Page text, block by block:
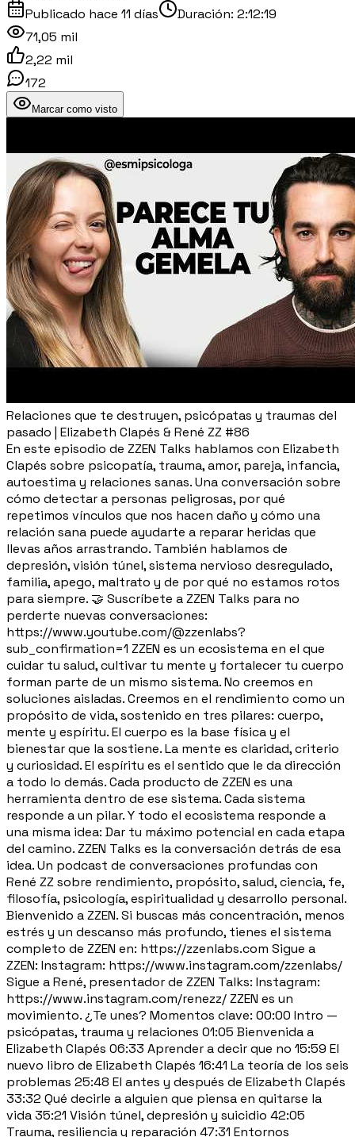
Publicado hace 11 días Duración: 2:12:19
71,05 mil
2,22 mil
172
Marcar como visto
Relaciones que te destruyen, psicópatas y traumas del
pasado | Elizabeth Clapés & René ZZ #86
En este episodio de ZZEN Talks hablamos con Elizabeth
Clapés sobre psicopatía, trauma, amor, pareja, infancia,
autoestima y relaciones sanas. Una conversación sobre
cómo detectar a personas peligrosas, por qué
repetimos vínculos que nos hacen daño y cómo una
relación sana puede ayudarte a reparar heridas que
llevas años arrastrando. También hablamos de
depresión, visión túnel, sistema nervioso desregulado,
familia, apego, maltrato y de por qué no estamos rotos
para siempre. 🤝 Suscríbete a ZZEN Talks para no
perderte nuevas conversaciones:
https://www.youtube.com/@zzenlabs?
sub_confirmation=1 ZZEN es un ecosistema en el que
cuidar tu salud, cultivar tu mente y fortalecer tu cuerpo
forman parte de un mismo sistema. No creemos en
soluciones aisladas. Creemos en el rendimiento como un
propósito de vida, sostenido en tres pilares: cuerpo,
mente y espíritu. El cuerpo es la base física y el
bienestar que la sostiene. La mente es claridad, criterio
y curiosidad. El espíritu es el sentido que le da dirección
a todo lo demás. Cada producto de ZZEN es una
herramienta dentro de ese sistema. Cada sistema
responde a un pilar. Y todo el ecosistema responde a
una misma idea: Dar tu máximo potencial en cada etapa
del camino. ZZEN Talks es la conversación detrás de esa
idea. Un podcast de conversaciones profundas con
René ZZ sobre rendimiento, propósito, salud, ciencia, fe,
filosofía, psicología, espiritualidad y desarrollo personal.
Bienvenido a ZZEN. Si buscas más concentración, menos
estrés y un descanso más profundo, tienes el sistema
completo de ZZEN en: https://zzenlabs.com Sigue a
ZZEN: Instagram: https://www.instagram.com/zzenlabs/
Sigue a René, presentador de ZZEN Talks: Instagram:
https://www.instagram.com/renezz/ ZZEN es un
movimiento. ¿Te unes? Momentos clave: 00:00 Intro —
psicópatas, trauma y relaciones 01:05 Bienvenida a
Elizabeth Clapés 06:33 Aprender a decir que no 15:59 El
nuevo libro de Elizabeth Clapés 16:41 La teoría de los seis
problemas 25:48 El antes y después de Elizabeth Clapés
33:32 Qué decirle a alguien que piensa en quitarse la
vida 35:21 Visión túnel, depresión y suicidio 42:05
Trauma, resiliencia y reparación 47:31 Entornos